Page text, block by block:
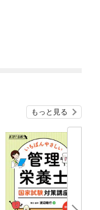
もっと見る